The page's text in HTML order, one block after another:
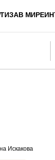
В МИРЕ
Искакова